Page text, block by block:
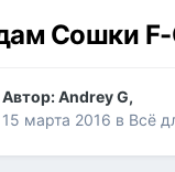
Сошки F-
Автор:Andrey G,
15 марта 2016 в Всё